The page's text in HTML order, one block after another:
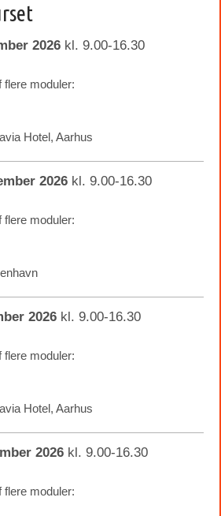
2026 kl. 9.00-16.30
flere moduler:
Hotel, Aarhus
2026 kl. 9.00-16.30
flere moduler:
2026 kl. 9.00-16.30
flere moduler:
Hotel, Aarhus
2026 kl. 9.00-16.30
flere moduler: